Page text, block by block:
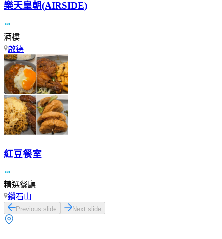
樂天皇朝(AIRSIDE)
酒樓
啟德
紅豆餐室
精選餐廳
鑽石山
Previous slide Next slide